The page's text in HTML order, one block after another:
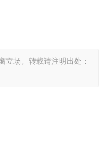
场。转载请注明出处：